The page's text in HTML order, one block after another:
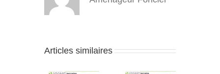
Articles similaires